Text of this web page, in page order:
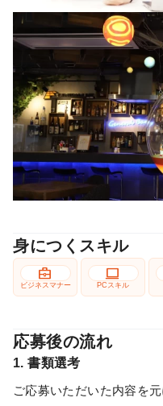
身につくスキル
business_center
ビジネスマナー
computer
PCスキル
応募後の流れ
1. 書類選考
ご応募いただいた内容を